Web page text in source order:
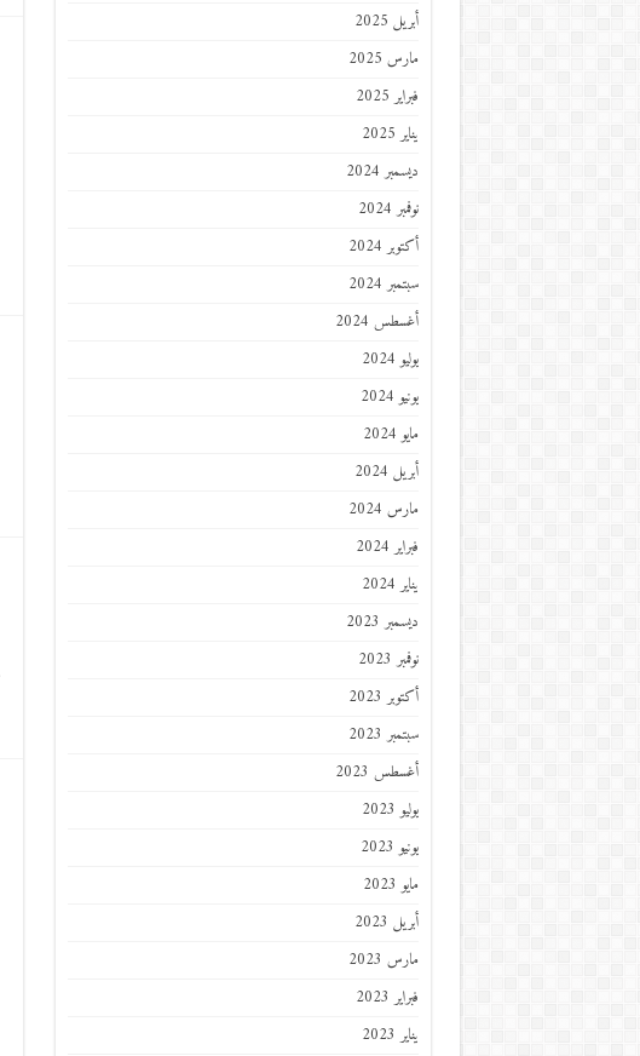
أبريل 2025
مارس 2025
فبراير 2025
يناير 2025
ديسمبر 2024
نوفمبر 2024
أكتوبر 2024
سبتمبر 2024
أغسطس 2024
يوليو 2024
يونيو 2024
مايو 2024
أبريل 2024
مارس 2024
فبراير 2024
يناير 2024
ديسمبر 2023
نوفمبر 2023
أكتوبر 2023
سبتمبر 2023
أغسطس 2023
يوليو 2023
يونيو 2023
مايو 2023
أبريل 2023
مارس 2023
فبراير 2023
يناير 2023